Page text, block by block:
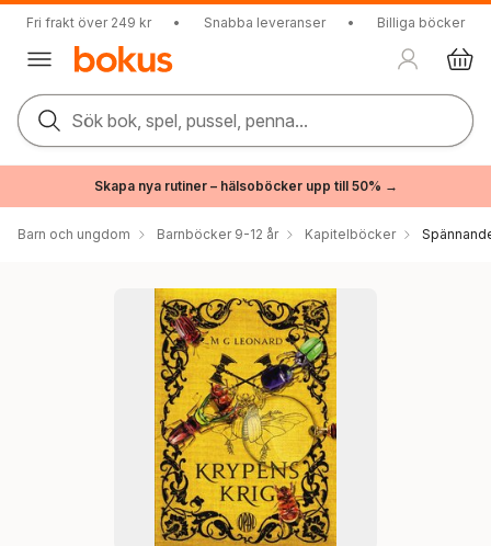
Fri frakt över 249 kr • Snabba leveranser • Billiga böcker
Sök bok, spel, pussel, penna...
Skapa nya rutiner – hälsoböcker upp till 50% →
Barn och ungdom Barnböcker 9-12 år Kapitelböcker